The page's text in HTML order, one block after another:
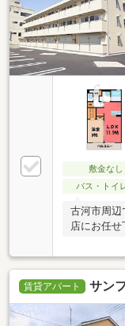
敷金なし
バス・トイ
古河市周辺
店にお任せ
賃貸アパート サン